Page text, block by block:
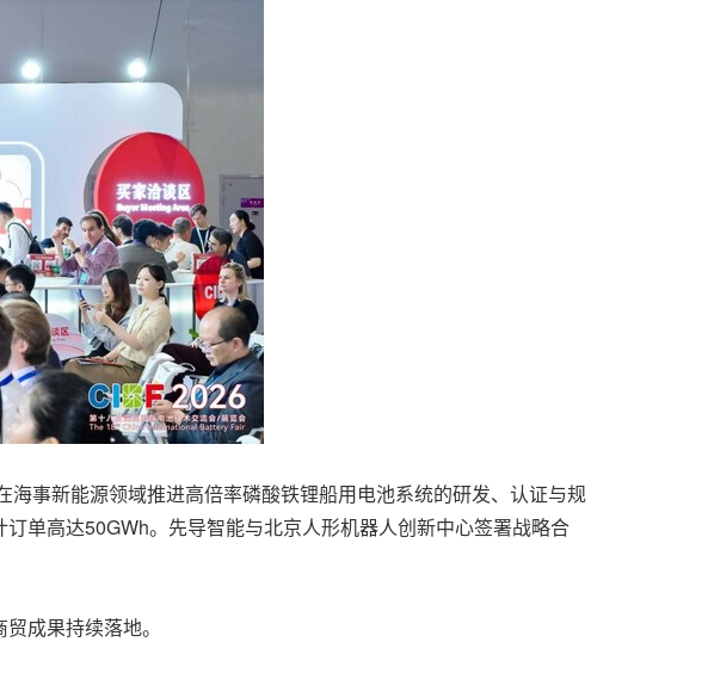
事新能源领域推进高倍率磷酸铁锂船用电池系统的研发、认证与规
单高达50GWh。先导智能与北京人形机器人创新中心签署战略合
成果持续落地。